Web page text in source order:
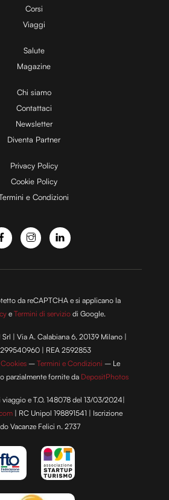
Corsi
Viaggi
Salute
Magazine
Chi siamo
Contattaci
Newsletter
Diventa Partner
Privacy Policy
Cookie Policy
e Condizioni
da reCAPTCHA e si applicano la
eTermini di servizio di Google.
| Via A. Calabiana 6, 20139 Milano |
| REA 2592853
Cookies –Termini e Condizioni – Le
parzialmente fornite da DepositPhotos
viaggio e T.O. 148078 del 13/03/2024|
| RC Unipol 198891541 | Iscrizione
Vacanze Felici n. 2737